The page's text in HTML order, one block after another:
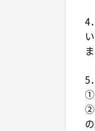
4
5
①
②